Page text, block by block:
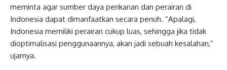
meminta agar sumber daya perikanan dan perairan di
Indonesia dapat dimanfaatkan secara penuh. “Apalagi,
Indonesia memiliki perairan cukup luas, sehingga jika tidak
dioptimalisasi penggunaannya, akan jadi sebuah kesalahan,”
ujarnya.